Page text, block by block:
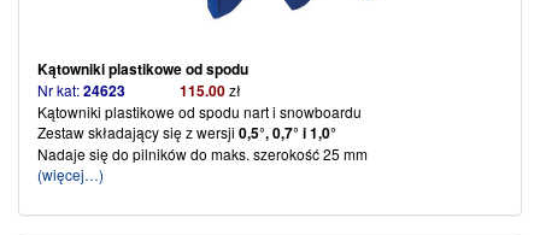
Kątowniki plastikowe od spodu
Nr kat:24623 115.00zł
Kątowniki plastikowe od spodu nart i snowboardu
Zestaw składający się z wersji 0,5°, 0,7° i 1,0°
Nadaje się do pilników do maks. szerokość 25 mm
(więcej…)